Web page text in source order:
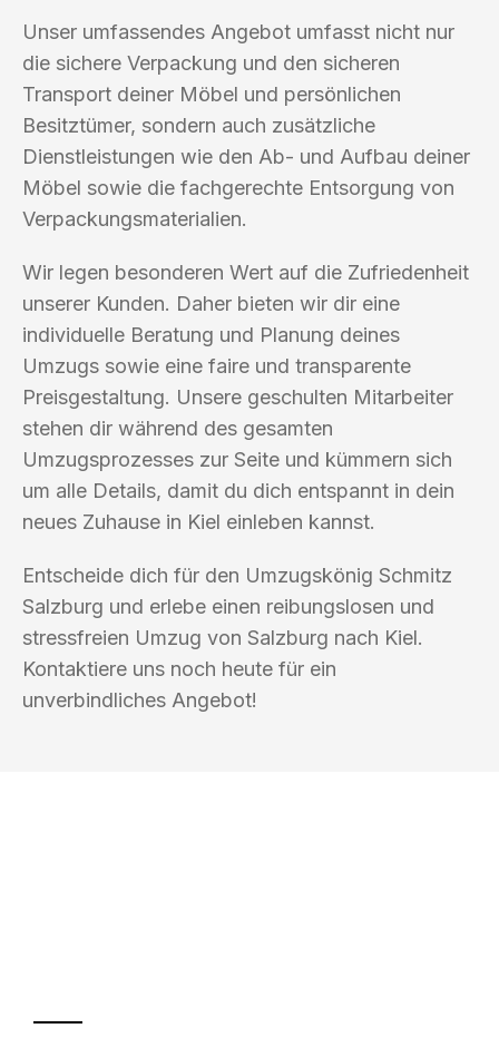
Unser umfassendes Angebot umfasst nicht nur
die sichere Verpackung und den sicheren
Transport deiner Möbel und persönlichen
Besitztümer, sondern auch zusätzliche
Dienstleistungen wie den Ab- und Aufbau deiner
Möbel sowie die fachgerechte Entsorgung von
Verpackungsmaterialien.
Wir legen besonderen Wert auf die Zufriedenheit
unserer Kunden. Daher bieten wir dir eine
individuelle Beratung und Planung deines
Umzugs sowie eine faire und transparente
Preisgestaltung. Unsere geschulten Mitarbeiter
stehen dir während des gesamten
Umzugsprozesses zur Seite und kümmern sich
um alle Details, damit du dich entspannt in dein
neues Zuhause in Kiel einleben kannst.
Entscheide dich für den Umzugskönig Schmitz
Salzburg und erlebe einen reibungslosen und
stressfreien Umzug von Salzburg nach Kiel.
Kontaktiere uns noch heute für ein
unverbindliches Angebot!